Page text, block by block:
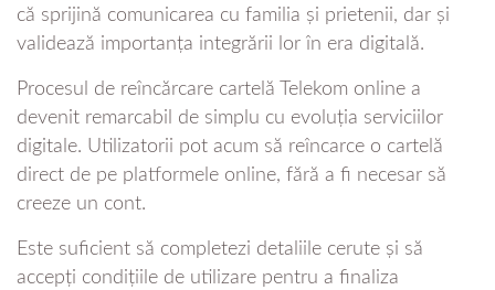
că sprijină comunicarea cu familia și prietenii, dar și
validează importanța integrării lor în era digitală.
Procesul de reîncărcare cartelă Telekom online a
devenit remarcabil de simplu cu evoluția serviciilor
digitale. Utilizatorii pot acum să reîncarce o cartelă
direct de pe platformele online, fără a fi necesar să
creeze un cont.
Este suficient să completezi detaliile cerute și să
accepți condițiile de utilizare pentru a finaliza